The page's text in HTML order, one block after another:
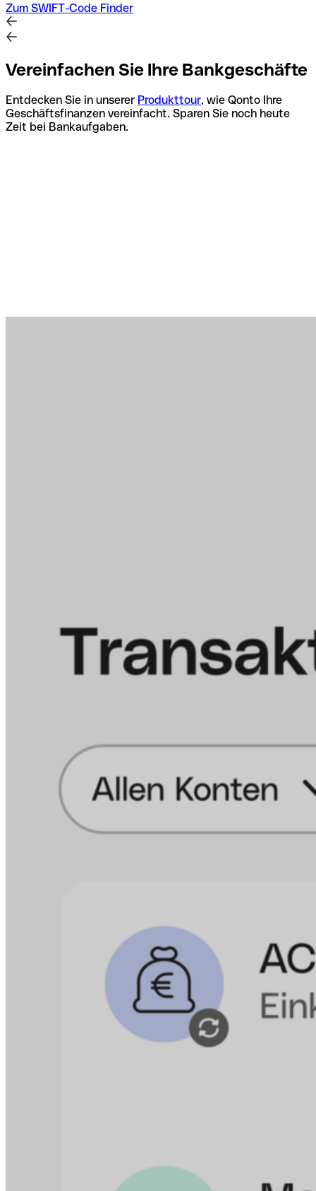
Zum SWIFT-Code Finder
Vereinfachen Sie Ihre Bankgeschäfte
Entdecken Sie in unserer Produkttour, wie Qonto Ihre
Geschäftsfinanzen vereinfacht. Sparen Sie noch heute
Zeit bei Bankaufgaben.